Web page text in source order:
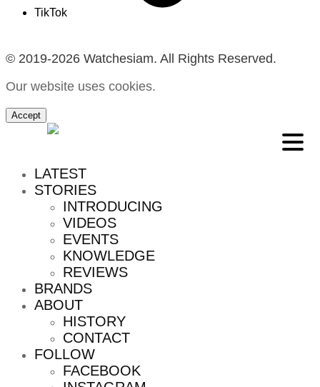
TikTok
© 2019-2026 Watchesiam. All Rights Reserved.
Our website uses cookies.
Accept
LATEST
STORIES
INTRODUCING
VIDEOS
EVENTS
KNOWLEDGE
REVIEWS
BRANDS
ABOUT
HISTORY
CONTACT
FOLLOW
FACEBOOK